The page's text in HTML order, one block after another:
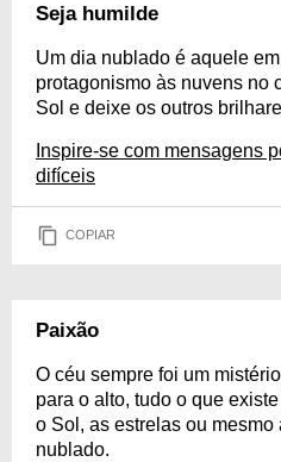
Seja humilde
Um dia nublado é aquele
protagonismo às nuvens no
Sol e deixe os outros
Inspire-se com mensagens
difíceis
COPIAR
Paixão
O céu sempre foi um
para o alto, tudo o que
o Sol, as estrelas ou mesmo
nublado.